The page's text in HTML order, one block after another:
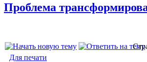
Проблема
Для печати